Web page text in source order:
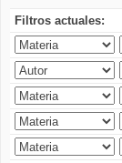
Filtros actuales: